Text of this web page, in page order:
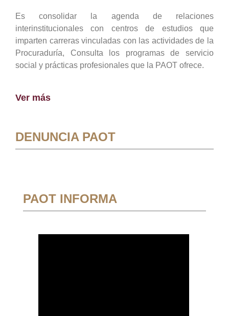
Es consolidar la agenda de relaciones
interinstitucionales con centros de estudios que
imparten carreras vinculadas con las actividades de la
Procuraduría, Consulta los programas de servicio
social y prácticas profesionales que la PAOT ofrece.
Ver más
DENUNCIA PAOT
PAOT INFORMA